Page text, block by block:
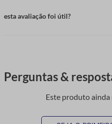
esta avaliação foi útil?
Perguntas &
Este produto